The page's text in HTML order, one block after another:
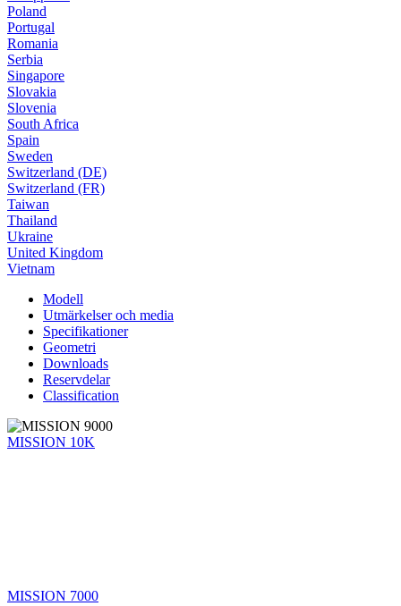
Poland
Portugal
Romania
Serbia
Singapore
Slovakia
Slovenia
South Africa
Spain
Sweden
Switzerland (DE)
Switzerland (FR)
Taiwan
Thailand
Ukraine
United Kingdom
Vietnam
Modell
Utmärkelser och media
Specifikationer
Geometri
Downloads
Reservdelar
Classification
MISSION 10K
MISSION 7000